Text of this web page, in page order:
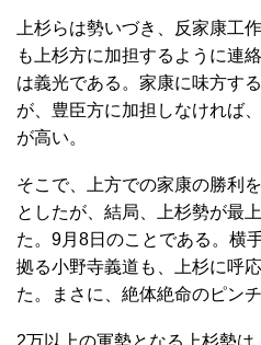
上杉らは勢いづき、反家康工
も上杉方に加担するように連
は義光である。家康に味方す
が、豊臣方に加担しなければ
が高い。
そこで、上方での家康の勝利
としたが、結局、上杉勢が最
た。9月8日のことである。横
拠る小野寺義道も、上杉に呼
た。まさに、絶体絶命のピンチ